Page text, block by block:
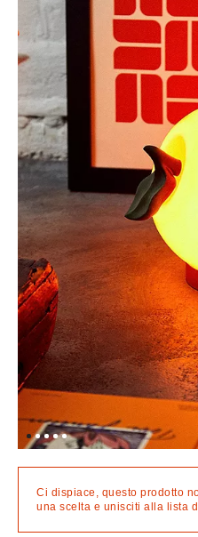
Ci dispiace, questo prodotto
una scelta e unisciti alla lista